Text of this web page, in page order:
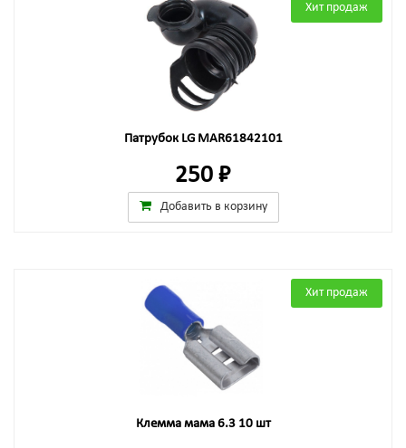
Хит продаж
Патрубок LG MAR61842101
250 ₽
Добавить в корзину
Хит продаж
Клемма мама 6.3 10 шт